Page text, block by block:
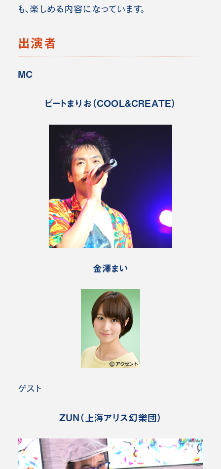
も、楽しめる内容になっています。
出演者
MC
ビートまりお（COOL&CREATE）
金澤まい
ゲスト
ZUN（上海アリス幻樂団）